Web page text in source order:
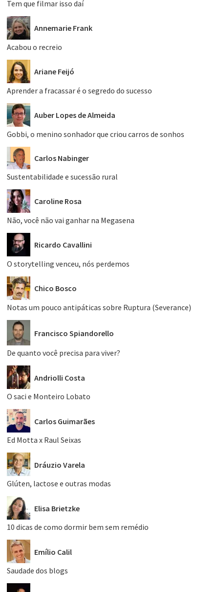
Tem que filmar isso daí
Annemarie Frank
Acabou o recreio
Ariane Feijó
Aprender a fracassar é o segredo do sucesso
Auber Lopes de Almeida
Gobbi, o menino sonhador que criou carros de sonhos
Carlos Nabinger
Sustentabilidade e sucessão rural
Caroline Rosa
Não, você não vai ganhar na Megasena
Ricardo Cavallini
O storytelling venceu, nós perdemos
Chico Bosco
Notas um pouco antipáticas sobre Ruptura (Severance)
Francisco Spiandorello
De quanto você precisa para viver?
Andriolli Costa
O saci e Monteiro Lobato
Carlos Guimarães
Ed Motta x Raul Seixas
Dráuzio Varela
Glúten, lactose e outras modas
Elisa Brietzke
10 dicas de como dormir bem sem remédio
Emílio Calil
Saudade dos blogs